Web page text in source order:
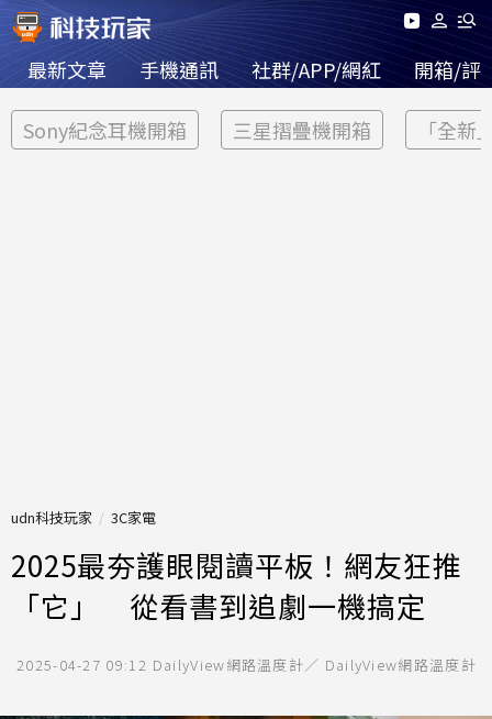
最新文章 手機通訊 社群/APP/網紅 開箱/評
Sony紀念耳機開箱 三星摺疊機開箱 「全新
udn科技玩家 3C家電
2025最夯護眼閱讀平板！網友狂推
「它」 從看書到追劇一機搞定
2025-04-27 09:12 DailyView網路溫度計／ DailyView網路溫度計